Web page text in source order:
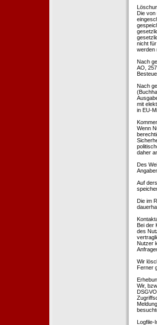
Die von
nicht
werden
Nach
AO,
Nach
mit
in EU-
Wenn
daher
Des
Auf
Die im
Bei der
des
Nutzer
Wir
Ferner
Wir,
Logfile-